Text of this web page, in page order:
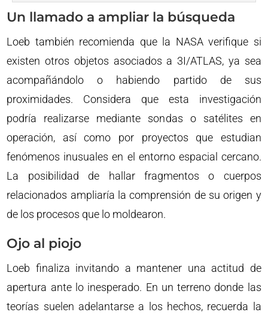
Un llamado a ampliar la búsqueda
Loeb también recomienda que la NASA verifique si
existen otros objetos asociados a 3I/ATLAS, ya sea
acompañándolo o habiendo partido de sus
proximidades. Considera que esta investigación
podría realizarse mediante sondas o satélites en
operación, así como por proyectos que estudian
fenómenos inusuales en el entorno espacial cercano.
La posibilidad de hallar fragmentos o cuerpos
relacionados ampliaría la comprensión de su origen y
de los procesos que lo moldearon.
Ojo al piojo
Loeb finaliza invitando a mantener una actitud de
apertura ante lo inesperado. En un terreno donde las
teorías suelen adelantarse a los hechos, recuerda la